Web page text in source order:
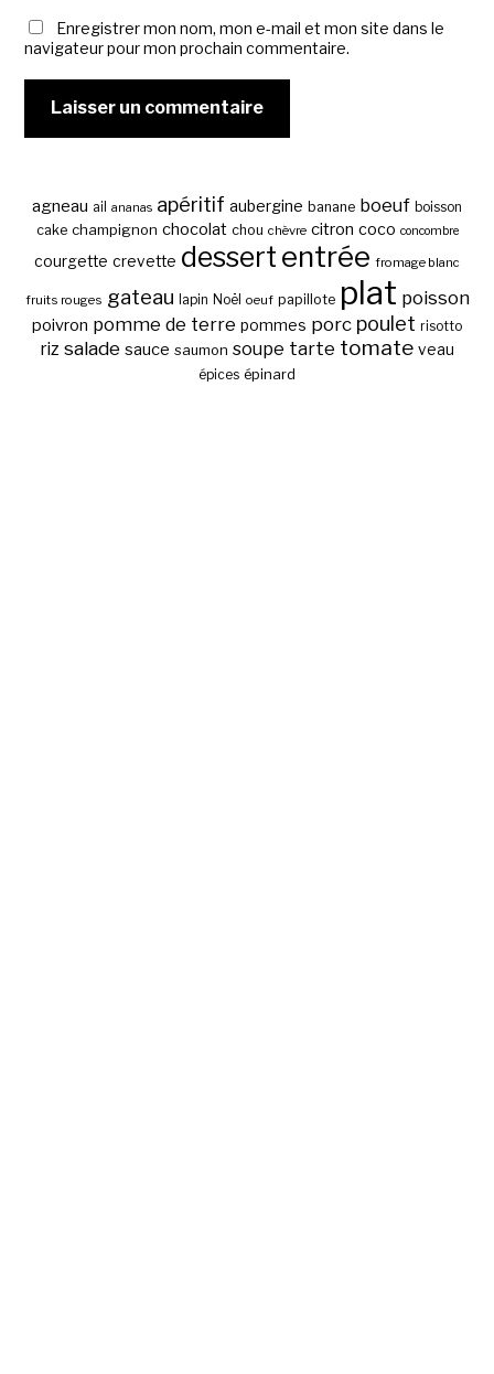
Enregistrer mon nom, mon e-mail et mon site dans le
navigateur pour mon prochain commentaire.
agneau ail ananas apéritif aubergine banane boeuf boisson
cake champignon chocolat chou chèvre citron coco concombre
courgette crevette dessert entrée fromage blanc
fruits rouges gateau lapin Noël oeuf papillote plat poisson
poivron pomme de terre pommes porc poulet risotto
riz salade sauce saumon soupe tarte tomate veau
épices épinard